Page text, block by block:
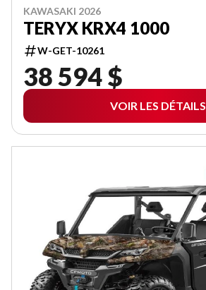
KAWASAKI 2026
TERYX KRX4 1000
W-GET-10261
38 594 $
VOIR LES DÉTAILS